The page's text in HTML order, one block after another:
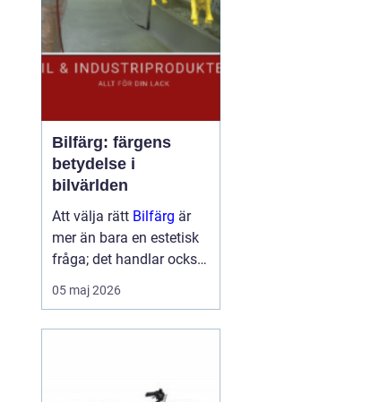
2026
Bilfärg: färgens
betydelse i
bilvärlden
Att välja rätt Bilfärg är
mer än bara en estetisk
fråga; det handlar också
om att förstå hur val av
färg kan påverka bilens
05 maj 2026